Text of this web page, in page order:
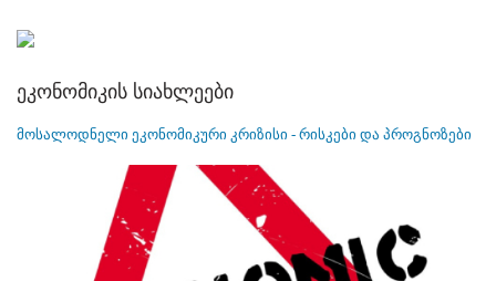
ეკონომიკის სიახლეები
მოსალოდნელი ეკონომიკური კრიზისი - რისკები და პროგნოზები